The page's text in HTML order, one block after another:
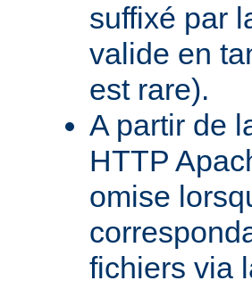
suffixé par
valide en
est rare).
A partir de
HTTP
omise
fichiers via